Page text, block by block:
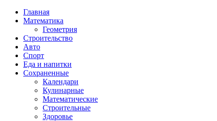
Главная
Математика
Геометрия
Строительство
Авто
Спорт
Еда и напитки
Сохраненные
Календари
Кулинарные
Математические
Строительные
Здоровье